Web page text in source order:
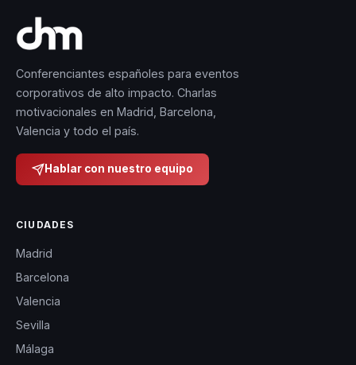
Conferenciantes españoles para eventos
corporativos de alto impacto. Charlas
motivacionales en Madrid, Barcelona,
Valencia y todo el país.
Hablar con nuestro equipo
CIUDADES
Madrid
Barcelona
Valencia
Sevilla
Málaga